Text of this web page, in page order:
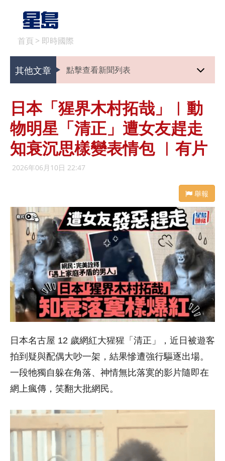
首頁 > 即時國際
其他文章 點擊查看新聞列表
日本「猩界木村拓哉」︱動
物明星「清正」遭女友趕走
知衰沉思樣變表情包 ︱有片
2026年06月10日 22:47
舉報
日本名古屋 12 歲網紅大猩猩「清正」，近日被遊客
拍到疑與配偶大吵一架，結果慘遭強行驅逐出場。
一段牠獨自躲在角落、神情無比落寞的影片隨即在
網上瘋傳，笑翻大批網民。